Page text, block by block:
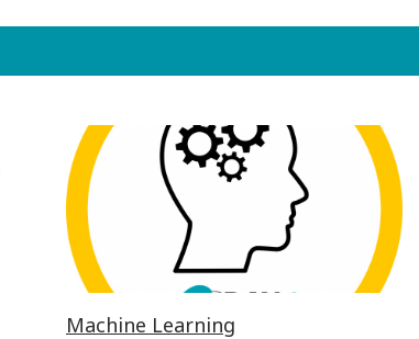
Machine Learning